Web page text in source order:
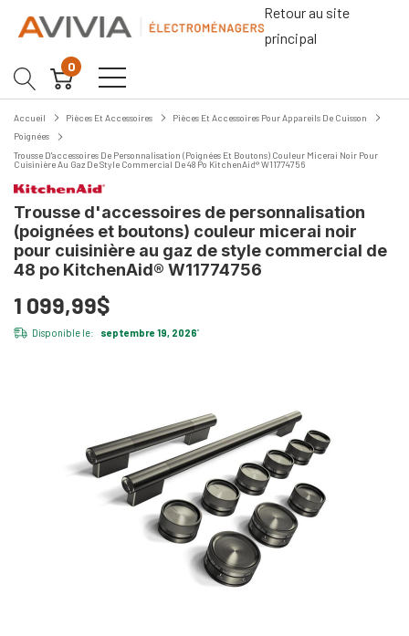
Retour au site
principal
0
Accueil Pièces Et Accessoires
Pièces Et Accessoires Pour Appareils De Cuisson
Poignées
Trousse D'accessoires De Personnalisation (poignées Et Boutons) Couleur Micerai Noir Pour
Cuisinière Au Gaz De Style Commercial De 48 Po KitchenAid® W11774756
Trousse d'accessoires de personnalisation
(poignées et boutons) couleur micerai noir
pour cuisinière au gaz de style commercial de
48 po KitchenAid® W11774756
1 099,99$
Disponible le: septembre 19, 2026*